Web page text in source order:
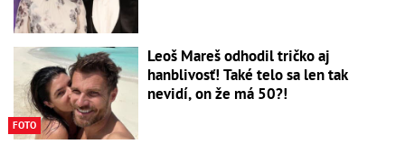
FOTO
Leoš Mareš odhodil tričko aj
hanblivosť! Také telo sa len tak
nevidí, on že má 50?!